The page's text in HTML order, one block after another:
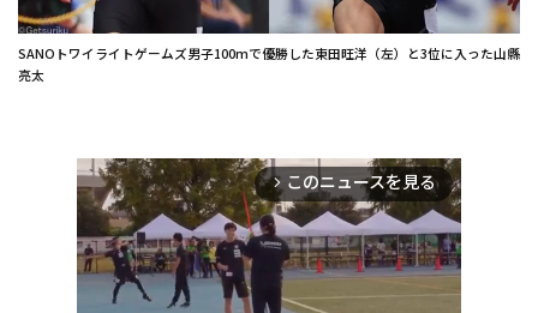
SANOトワイライトゲームズ男子100mで優勝した東田旺洋（左）と3位に入った山縣
亮太
arrow_forward_ios このニュースを見る